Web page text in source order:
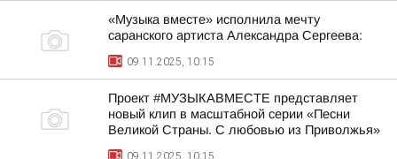
«Музыка вместе» исполнила мечту
саранского артиста Александра Сергеева:
09.11.2025, 10:15
Проект #МУЗЫКАВМЕСТЕ представляет
новый клип в масштабной серии «Песни
Великой Страны. С любовью из Приволжья»
09.11.2025, 10:15